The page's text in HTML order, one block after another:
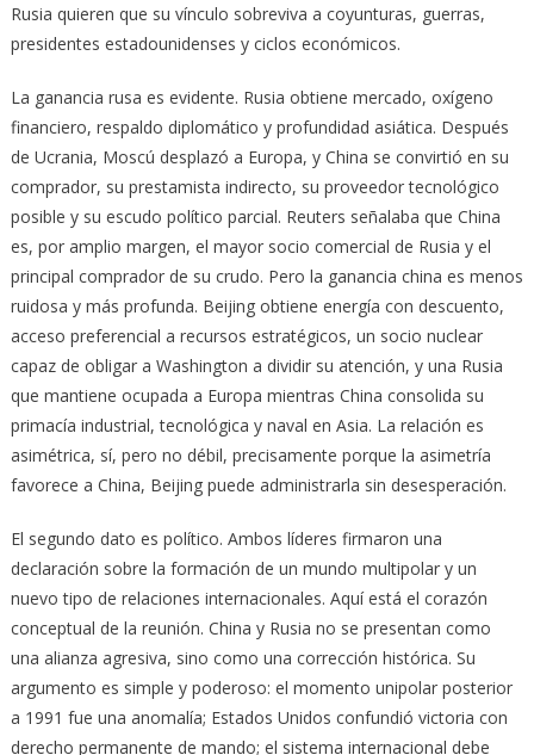
Rusia quieren que su vínculo sobreviva a coyunturas, guerras,
presidentes estadounidenses y ciclos económicos.
La ganancia rusa es evidente. Rusia obtiene mercado, oxígeno
financiero, respaldo diplomático y profundidad asiática. Después
de Ucrania, Moscú desplazó a Europa, y China se convirtió en su
comprador, su prestamista indirecto, su proveedor tecnológico
posible y su escudo político parcial. Reuters señalaba que China
es, por amplio margen, el mayor socio comercial de Rusia y el
principal comprador de su crudo. Pero la ganancia china es menos
ruidosa y más profunda. Beijing obtiene energía con descuento,
acceso preferencial a recursos estratégicos, un socio nuclear
capaz de obligar a Washington a dividir su atención, y una Rusia
que mantiene ocupada a Europa mientras China consolida su
primacía industrial, tecnológica y naval en Asia. La relación es
asimétrica, sí, pero no débil, precisamente porque la asimetría
favorece a China, Beijing puede administrarla sin desesperación.
El segundo dato es político. Ambos líderes firmaron una
declaración sobre la formación de un mundo multipolar y un
nuevo tipo de relaciones internacionales. Aquí está el corazón
conceptual de la reunión. China y Rusia no se presentan como
una alianza agresiva, sino como una corrección histórica. Su
argumento es simple y poderoso: el momento unipolar posterior
a 1991 fue una anomalía; Estados Unidos confundió victoria con
derecho permanente de mando; el sistema internacional debe